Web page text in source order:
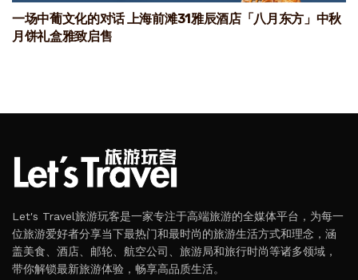
一场中葡文化的对话 上海前滩31雅辰酒店「八月东方」中秋
月饼礼盒雅致启售
Let's Travel旅游玩客是一家专注于高端旅游的全媒体平台，为每一
位旅游爱好者分享当下最热门和最时尚的旅游生活方式和理念，涵
盖美食、酒店、邮轮、航空公司、旅游局和旅行时尚等诸多领域，
带你解锁最新旅游体验，畅享高品质生活。